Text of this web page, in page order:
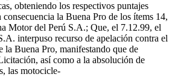
obteniendo los respectivos puntajes
la Buena Pro de los ítems 14,
Motor del Perú S.A.; Que, el 7.12.99, el
interpuso recurso de apelación contra el
la Buena Pro, manifestando que de
así como a la absolución de
las motocicle-